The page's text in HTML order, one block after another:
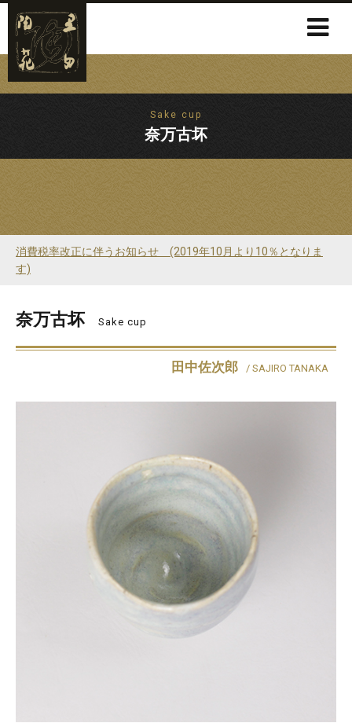
Sake cup
奈万古坏
消費税率改正に伴うお知らせ (2019年10月より10％となりま
す)
奈万古坏 Sake cup
田中佐次郎 / SAJIRO TANAKA